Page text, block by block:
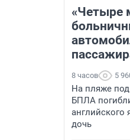
«Четыре
8 часов 5
На пляже
БПЛА
английского
дочь